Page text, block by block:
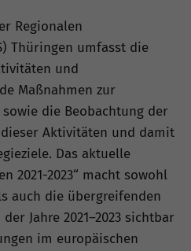
Regionalen
Thüringen umfasst die
und
Maßnahmen zur
die Beobachtung der
Aktivitäten und damit
Das aktuelle
2021-2023“ macht sowohl
auch die übergreifenden
Jahre 2021–2023 sichtbar
im europäischen